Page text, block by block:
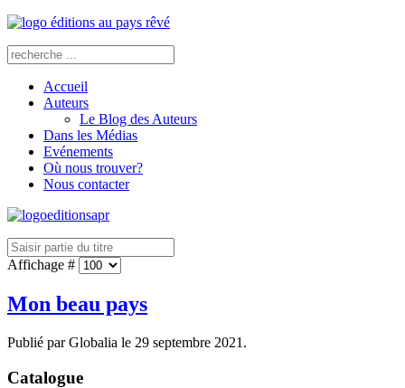
Accueil
Auteurs
Le Blog des Auteurs
Dans les Médias
Evénements
Où nous trouver?
Nous contacter
Affichage #
Mon beau pays
Publié par Globalia le 29 septembre 2021 .
Catalogue